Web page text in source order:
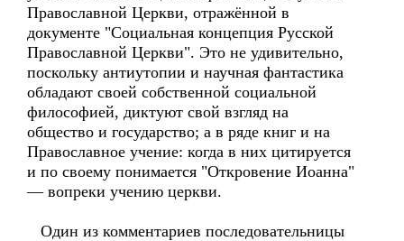
Православной Церкви, отражённой в
документе "Социальная концепция Русской
Православной Церкви". Это не удивительно,
поскольку антиутопии и научная фантастика
обладают своей собственной социальной
философией, диктуют свой взгляд на
общество и государство; а в ряде книг и на
Православное учение: когда в них цитируется
и по своему понимается "Откровение Иоанна"
— вопреки учению церкви.
Один из комментариев последовательницы